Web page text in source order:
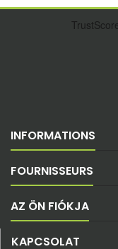
INFORMATIONS
FOURNISSEURS
AZ ÖN FIÓKJA
KAPCSOLAT